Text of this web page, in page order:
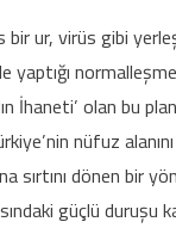
bir ur, virüs gibi
yaptığı
İhaneti’ olan bu
nüfuz
sırtını dönen bir
güçlü duruşu